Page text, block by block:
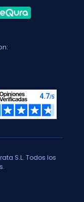
S.L. Todos los